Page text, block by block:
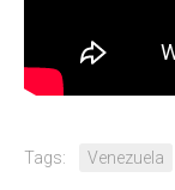
Tags: Venezuela